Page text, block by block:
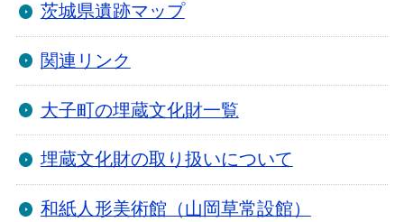
茨城県遺跡マップ
関連リンク
大子町の埋蔵文化財一覧
埋蔵文化財の取り扱いについて
和紙人形美術館（山岡草常設館）